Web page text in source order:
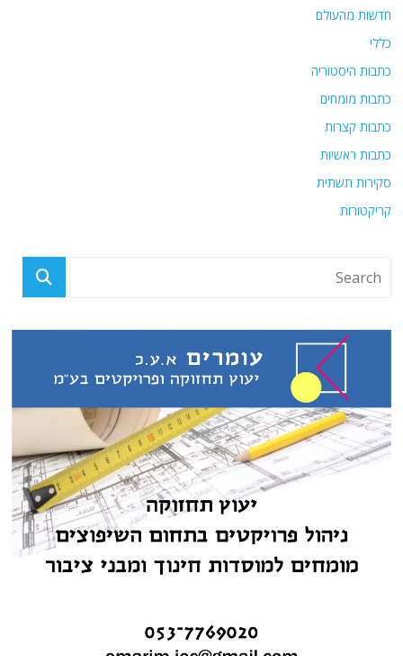
חדשות מהעולם
כללי
כתבות היסטוריה
כתבות מומחים
כתבות קצרות
כתבות ראשיות
סקירות תשתית
קריקטורות